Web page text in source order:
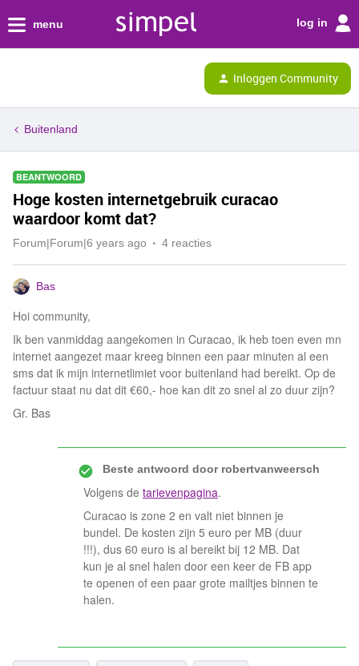
menu log in
Inloggen Community
Buitenland
BEANTWOORD
Hoge kosten internetgebruik curacao
waardoor komt dat?
Forum|Forum|6 years ago 4 reacties
Bas
Hoi community,
Ik ben vanmiddag aangekomen in Curacao, ik heb toen even mn
internet aangezet maar kreeg binnen een paar minuten al een
sms dat ik mijn internetlimiet voor buitenland had bereikt. Op de
factuur staat nu dat dit €60,- hoe kan dit zo snel al zo duur zijn?
Gr. Bas
Beste antwoord doorrobertvanweersch
Volgens de tarievenpagina.
Curacao is zone 2 en valt niet binnen je
bundel. De kosten zijn 5 euro per MB (duur
!!!), dus 60 euro is al bereikt bij 12 MB. Dat
kun je al snel halen door een keer de FB app
te openen of een paar grote mailtjes binnen te
halen.